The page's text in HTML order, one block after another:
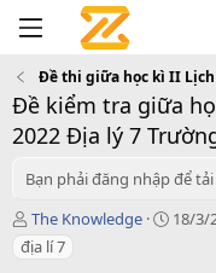
Đề thi giữa học kì II
Đề kiểm tra giữa
2022 Địa lý 7
Bạn phải đăng nhập để tải
T
á
c
The Knowledge
C18/3/
địa lí 7